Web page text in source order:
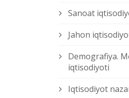
Sanoat
Jahon
Demografiya.
iqtisodiyoti
Iqtisodiyot